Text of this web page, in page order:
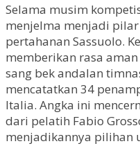
Selama musim
menjelma menjadi
pertahanan Sassuolo.
memberikan rasa
sang bek andalan
mencatatkan 34
Italia. Angka ini
dari pelatih Fabio
menjadikannya pilihan